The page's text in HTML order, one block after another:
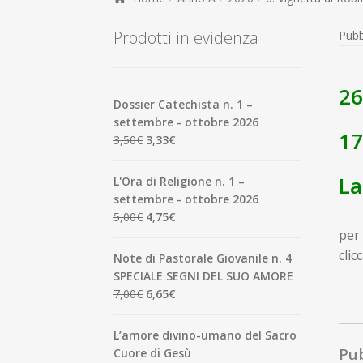
per
Prodotti in evidenza
Dossier Catechista n. 1 –
settembre - ottobre 2026
3,50€ Il
originale
era:
3,50€.
3,33€
attuale
è:
L'Ora di Religione n. 1 –
settembre - ottobre 2026
5,00€ Il
originale
era:
5,00€.
4,75€
attuale
è:
Note di Pastorale Giovanile n. 4
SPECIALE SEGNI DEL SUO AMORE
7,00€ Il
originale
era:
6,65€
attuale
L’amore divino-umano del Sacro
Cuore di Gesù